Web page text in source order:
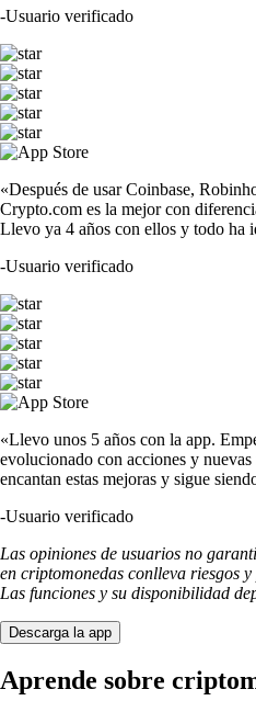
-Usuario verificado
«Después de usar Coinbase,
Crypto.com es la mejor con
Llevo ya 4 años con ellos y todo ha
-Usuario verificado
«Llevo unos 5 años con la app.
evolucionado con acciones y
encantan estas mejoras y sigue
-Usuario verificado
Las opiniones de usuarios no
en criptomonedas conlleva riesgos
Las funciones y su disponibilidad
Descarga la app
Aprende sobre